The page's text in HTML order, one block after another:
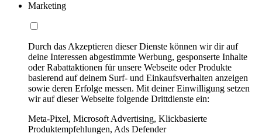
Marketing
Durch das Akzeptieren dieser Dienste können wir dir auf
deine Interessen abgestimmte Werbung, gesponserte Inhalte
oder Rabattaktionen für unsere Webseite oder Produkte
basierend auf deinem Surf- und Einkaufsverhalten anzeigen
sowie deren Erfolge messen. Mit deiner Einwilligung setzen
wir auf dieser Webseite folgende Drittdienste ein:
Meta-Pixel, Microsoft Advertising, Klickbasierte
Produktempfehlungen, Ads Defender